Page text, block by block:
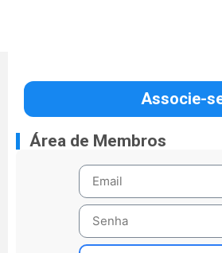
Associe-
Área de Membros